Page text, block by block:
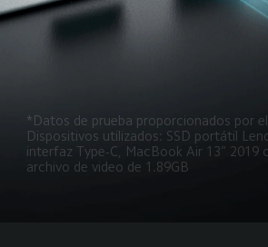
*Datos de prueba proporcionados por
Dispositivos utilizados: SSD portátil
interfaz Type-C, MacBook Air 13” 2019
archivo de video de 1.89GB